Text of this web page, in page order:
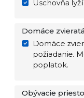
Úschovňa lyží
Domáce
Domáce
požiadanie.
poplatok.
Obývacie